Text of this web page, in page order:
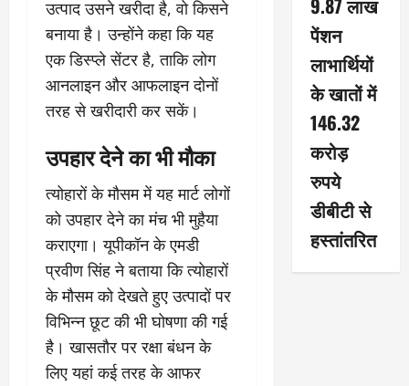
उत्पाद उसने खरीदा है, वो किसने
बनाया है। उन्होंने कहा कि यह
एक डिस्प्ले सेंटर है, ताकि लोग
आनलाइन और आफलाइन दोनों
तरह से खरीदारी कर सकें।
उपहार देने का भी मौका
त्योहारों के मौसम में यह मार्ट लोगों
को उपहार देने का मंच भी मुहैया
कराएगा। यूपीकॉन के एमडी
प्रवीण सिंह ने बताया कि त्योहारों
के मौसम को देखते हुए उत्पादों पर
विभिन्न छूट की भी घोषणा की गई
है। खासतौर पर रक्षा बंधन के
लिए यहां कई तरह के आफर
9.87 लाख
पेंशन
लाभार्थियों
के खातों में
146.32
करोड़
रुपये
डीबीटी से
हस्तांतरित